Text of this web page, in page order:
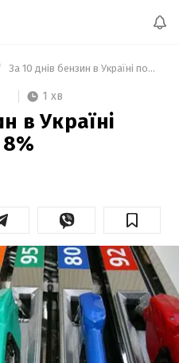
За 10 днів бензин в Україні подорожчав на 8%
1 хв
в Україні